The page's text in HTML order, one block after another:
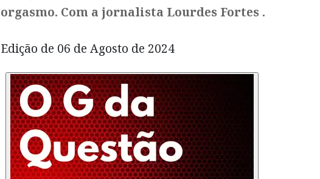
orgasmo. Com a jornalista Lourdes Fortes .
Edição de 06 de Agosto de 2024